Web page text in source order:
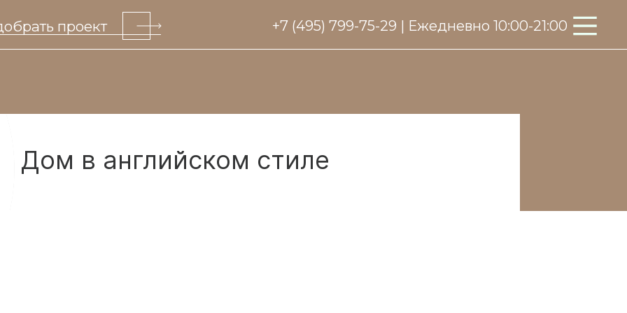
проект +7 (495) 799-75-29 | Ежедневно 10:00-21:00
Дом в английском стиле